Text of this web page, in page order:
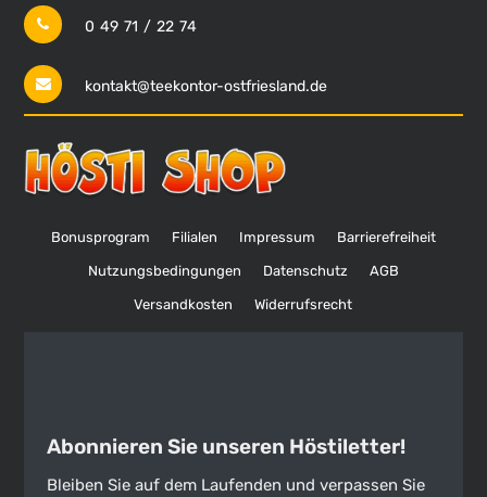
0 49 71 / 22 74
kontakt@teekontor-ostfriesland.de
Bonusprogram Filialen Impressum Barrierefreiheit
Nutzungsbedingungen Datenschutz AGB
Versandkosten Widerrufsrecht
Abonnieren Sie unseren Höstiletter!
Bleiben Sie auf dem Laufenden und verpassen Sie